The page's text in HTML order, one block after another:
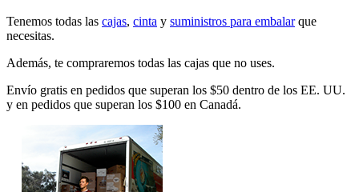
Tenemos todas las cajas, cinta y suministros para embalarque
necesitas.
Además, te compraremos todas las cajas que no uses.
Envío gratis en pedidos que superan los $50 dentro de los EE. UU.
y en pedidos que superan los $100 en Canadá.